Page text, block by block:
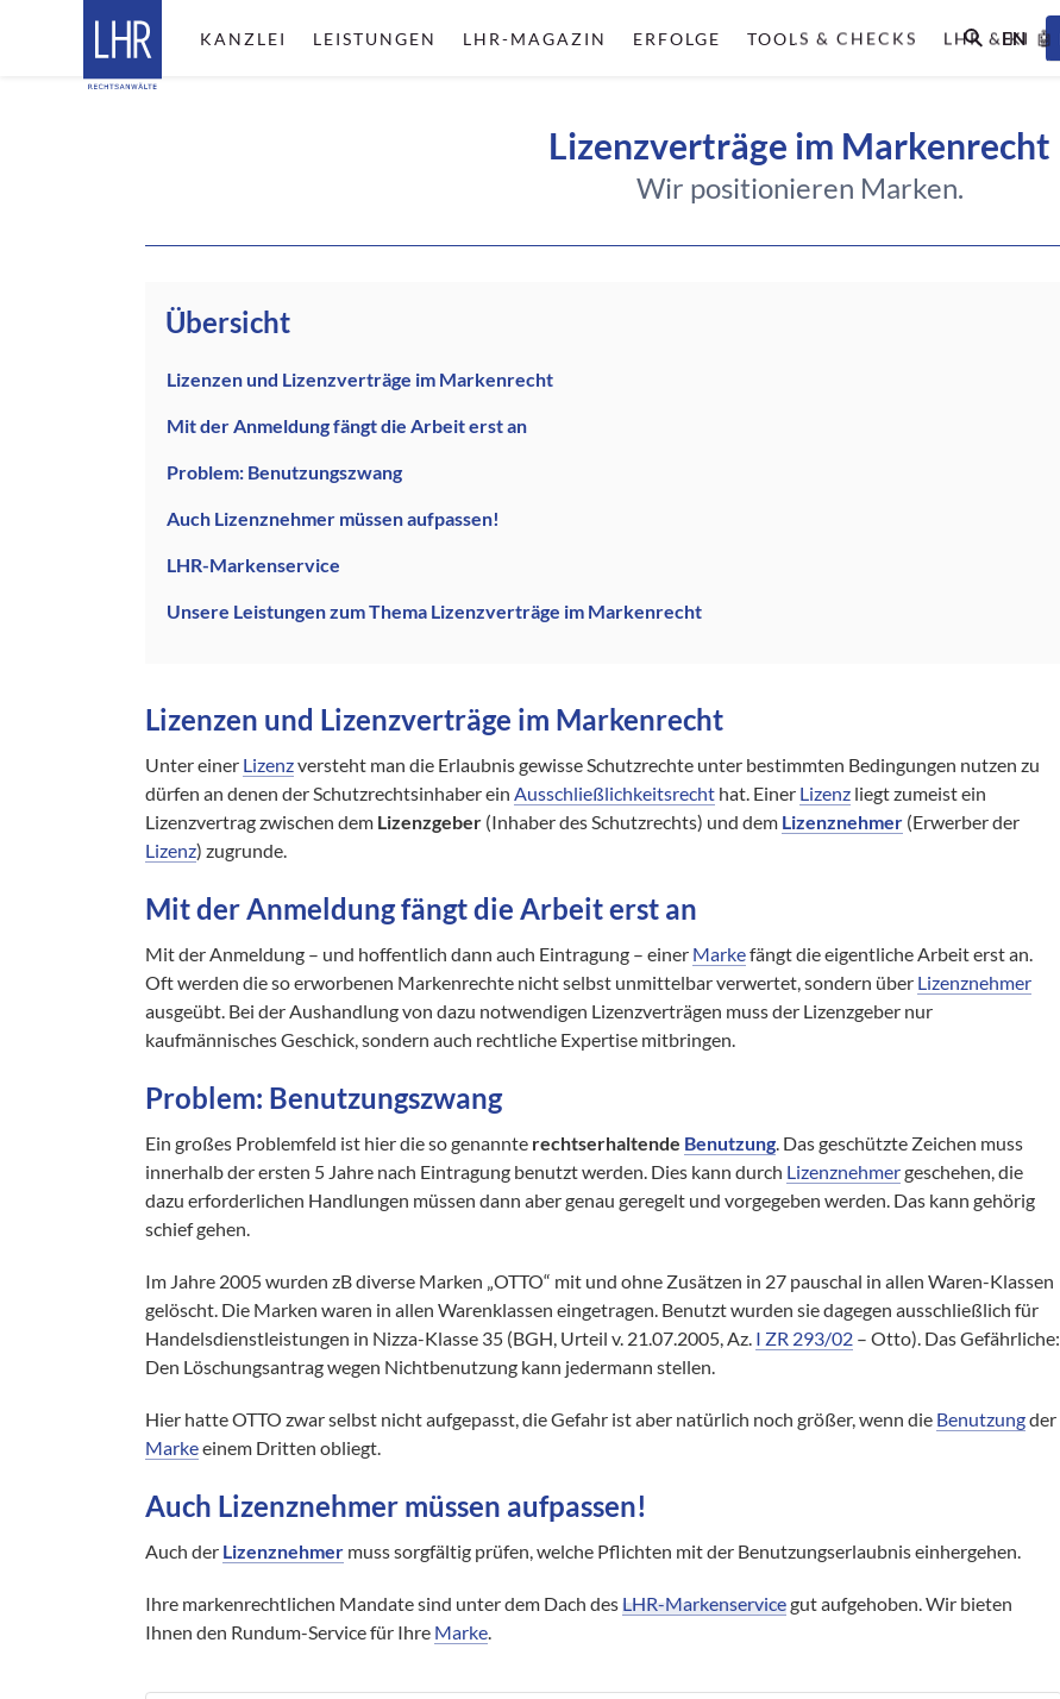
KANZLEI LEISTUNGEN LHR-MAGAZIN ERFOLGE TOOLS & CHECKS LHR & KI 🤖
EN
Lizenzverträge im Markenrecht
Wir positionieren Marken.
Übersicht
Lizenzen und Lizenzverträge im Markenrecht
Mit der Anmeldung fängt die Arbeit erst an
Problem: Benutzungszwang
Auch Lizenznehmer müssen aufpassen!
LHR-Markenservice
Unsere Leistungen zum Thema Lizenzverträge im Markenrecht
Lizenzen und Lizenzverträge im Markenrecht
Unter einer Lizenzversteht man die Erlaubnis gewisse Schutzrechte unter bestimmten Bedingungen nutzen zu
dürfen an denen der Schutzrechtsinhaber einAusschließlichkeitsrecht hat. Einer Lizenz liegt zumeist ein
Lizenzvertrag zwischen dem Lizenzgeber (Inhaber des Schutzrechts) und dem Lizenznehmer (Erwerber der
Lizenz) zugrunde.
Mit der Anmeldung fängt die Arbeit erst an
Mit der Anmeldung – und hoffentlich dann auch Eintragung – einer Markefängt die eigentliche Arbeit erst an.
Oft werden die so erworbenen Markenrechte nicht selbst unmittelbar verwertet, sondern über Lizenznehmer
ausgeübt. Bei der Aushandlung von dazu notwendigen Lizenzverträgen muss der Lizenzgeber nur
kaufmännisches Geschick, sondern auch rechtliche Expertise mitbringen.
Problem: Benutzungszwang
Ein großes Problemfeld ist hier die so genannte rechtserhaltende Benutzung. Das geschützte Zeichen muss
innerhalb der ersten 5 Jahre nach Eintragung benutzt werden. Dies kann durch Lizenznehmergeschehen, die
dazu erforderlichen Handlungen müssen dann aber genau geregelt und vorgegeben werden. Das kann gehörig
schief gehen.
Im Jahre 2005 wurden zB diverse Marken „OTTO“ mit und ohne Zusätzen in 27 pauschal in allen Waren-Klassen
gelöscht. Die Marken waren in allen Warenklassen eingetragen. Benutzt wurden sie dagegen ausschließlich für
Handelsdienstleistungen in Nizza-Klasse 35 (BGH, Urteil v. 21.07.2005, Az. I ZR 293/02 – Otto). Das Gefährliche:
Den Löschungsantrag wegen Nichtbenutzung kann jedermann stellen.
Hier hatte OTTO zwar selbst nicht aufgepasst, die Gefahr ist aber natürlich noch größer, wenn die Benutzungder
Markeeinem Dritten obliegt.
Auch Lizenznehmer müssen aufpassen!
Auch der Lizenznehmer muss sorgfältig prüfen, welche Pflichten mit der Benutzungserlaubnis einhergehen.
Ihre markenrechtlichen Mandate sind unter dem Dach des LHR-Markenservicegut aufgehoben. Wir bieten
Ihnen den Rundum-Service für Ihre Marke.